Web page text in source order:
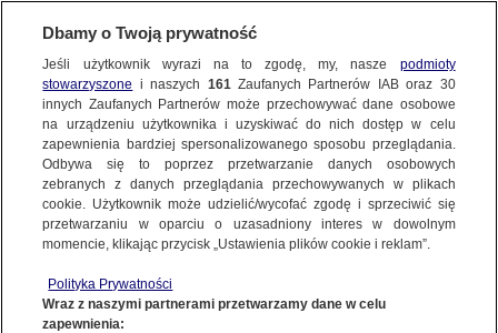
NAJNOWSZE
ZOBACZ FAKTY
FAKTY PO FAKTACH
FAKTY O ŚWIECIE
Dzień dobry!
Jedno konto do wszystkich usług
Dbamy o Twoją prywatność
Jeśli użytkownik wyrazi na to zgodę, my, nasze podmioty
stowarzyszone i naszych 161Zaufanych Partnerów IAB oraz 30
innych Zaufanych Partnerów może przechowywać dane osobowe
na urządzeniu użytkownika i uzyskiwać do nich dostęp w celu
zapewnienia bardziej spersonalizowanego sposobu przeglądania.
Odbywa się to poprzez przetwarzanie danych osobowych
zebranych z danych przeglądania przechowywanych w plikach
cookie. Użytkownik może udzielić/wycofać zgodę i sprzeciwić się
przetwarzaniu w oparciu o uzasadniony interes w dowolnym
momencie, klikając przycisk „Ustawienia plików cookie i reklam”.
Polityka Prywatności
Wraz z naszymi partnerami przetwarzamy dane w celu
zapewnienia: